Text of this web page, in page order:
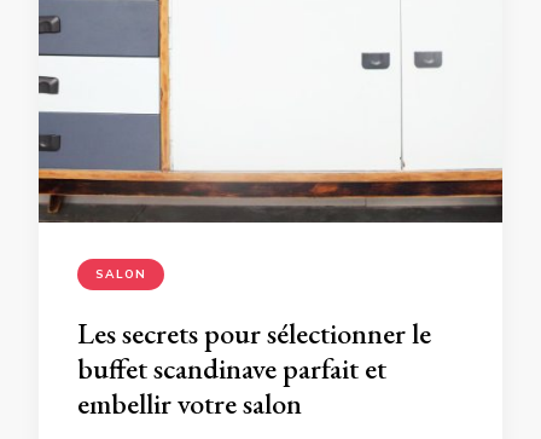
SALON
Les secrets pour sélectionner le
buffet scandinave parfait et
embellir votre salon